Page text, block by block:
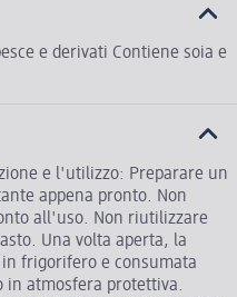
e derivati Contiene soia e
e l'utilizzo: Preparare un
appena pronto. Non
all'uso. Non riutilizzare
Una volta aperta, la
frigorifero e consumata
in atmosfera protettiva.